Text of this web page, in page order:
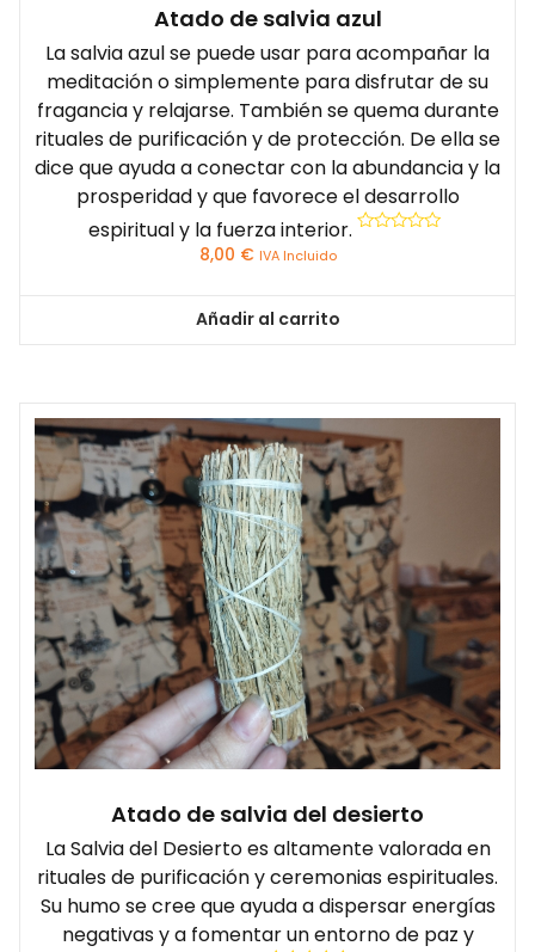
Atado de salvia azul
La salvia azul se puede usar para acompañar la
meditación o simplemente para disfrutar de su
fragancia y relajarse. También se quema durante
rituales de purificación y de protección. De ella se
dice que ayuda a conectar con la abundancia y la
prosperidad y que favorece el desarrollo
espiritual y la fuerza interior.
8,00 € IVA Incluido
Añadir al carrito
Atado de salvia del desierto
La Salvia del Desierto es altamente valorada en
rituales de purificación y ceremonias espirituales.
Su humo se cree que ayuda a dispersar energías
negativas y a fomentar un entorno de paz y